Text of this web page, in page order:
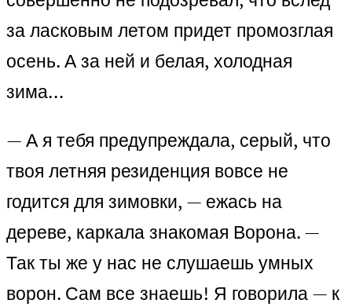
за ласковым летом придет промозглая
осень. А за ней и белая, холодная
зима…
— А я тебя предупреждала, серый, что
твоя летняя резиденция вовсе не
годится для зимовки, — ежась на
дереве, каркала знакомая Ворона. —
Так ты же у нас не слушаешь умных
ворон. Сам все знаешь! Я говорила — к